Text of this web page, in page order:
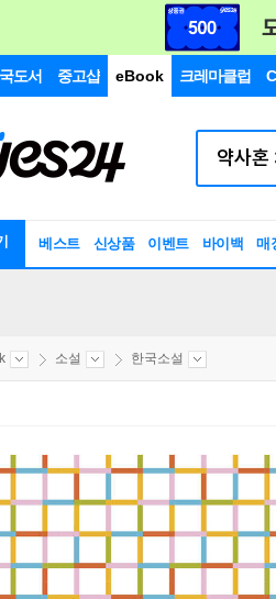
도서 중고샵 eBook 크레마클럽
베스트 신상품 이벤트 바이백 매
소설 한국소설